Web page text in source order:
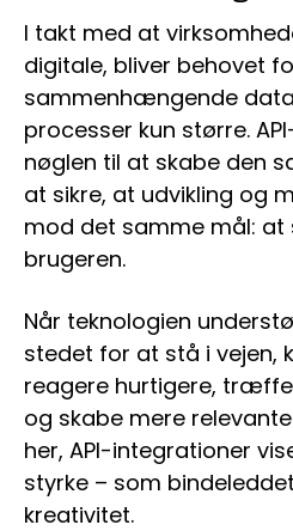
I takt med at
digitale, bliver behovet
sammenhængende
processer kun større.
nøglen til at skabe den
at sikre, at udvikling og
mod det samme mål:
brugeren.
Når teknologien
stedet for at stå i vejen,
reagere hurtigere,
og skabe mere
her, API-integrationer
styrke – som
kreativitet.